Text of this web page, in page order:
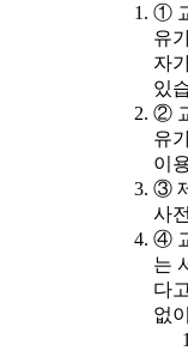
①
유
자
있
②
유
이
③
사
④
는
다
없